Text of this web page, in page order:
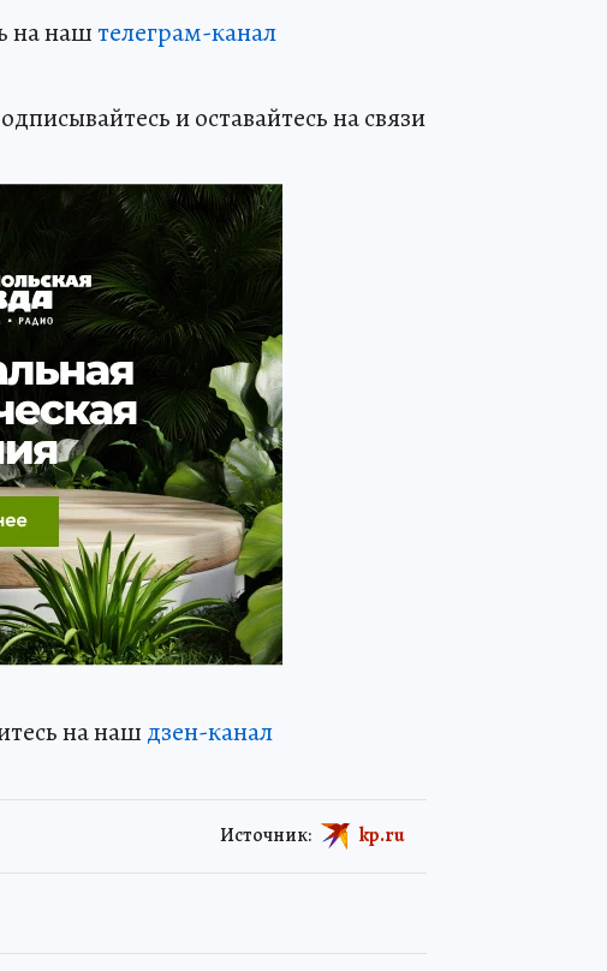
на наштелеграм-канал
и оставайтесь на связи
на наш дзен-канал
Источник: kp.ru